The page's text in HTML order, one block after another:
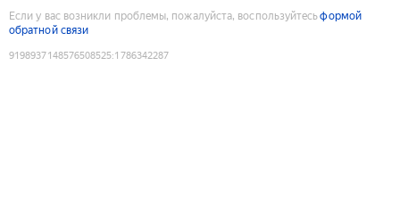
Если у вас возникли проблемы, пожалуйста, воспользуйтесьформой
обратной связи
9198937148576508525:1786342287